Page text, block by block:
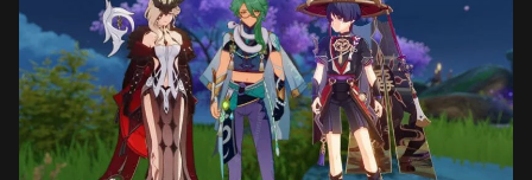
Kingdom Come: Deliverance 2
Path of Exile 2
Билды Cyberpunk 2077
Билды Path of Exile 2